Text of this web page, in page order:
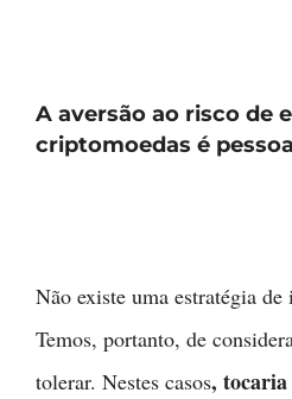
A aversão ao risco de
criptomoedas é
Não existe uma estratégia
Temos, portanto, de
tolerar. Nestes casos, tocaria